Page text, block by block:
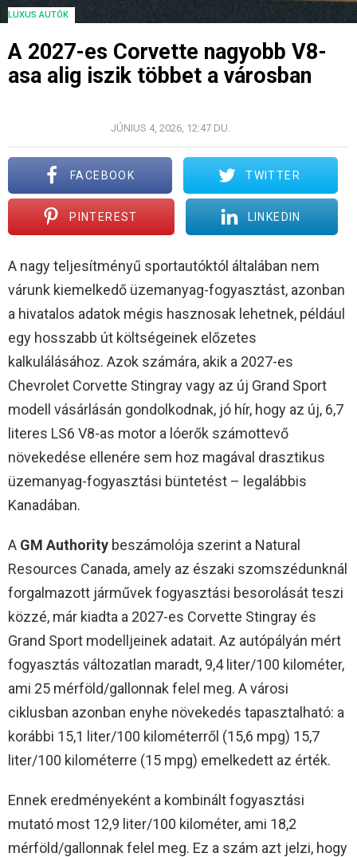
LUXUS AUTÓK
A 2027-es Corvette nagyobb V8-
asa alig iszik többet a városban
JÚNIUS 4, 2026, 12:47 DU.
FACEBOOK TWITTER
PINTEREST LINKEDIN
A nagy teljesítményű sportautóktól általában nem
várunk kiemelkedő üzemanyag-fogyasztást, azonban
a hivatalos adatok mégis hasznosak lehetnek, például
egy hosszabb út költségeinek előzetes
kalkulálásához. Azok számára, akik a 2027-es
Chevrolet Corvette Stingray vagy az új Grand Sport
modell vásárlásán gondolkodnak, jó hír, hogy az új, 6,7
literes LS6 V8-as motor a lóerők számottevő
növekedése ellenére sem hoz magával drasztikus
üzemanyag-fogyasztási büntetést – legalábbis
Kanadában.
A GM Authority beszámolója szerint a Natural
Resources Canada, amely az északi szomszédunknál
forgalmazott járművek fogyasztási besorolását teszi
közzé, már kiadta a 2027-es Corvette Stingray és
Grand Sport modelljeinek adatait. Az autópályán mért
fogyasztás változatlan maradt, 9,4 liter/100 kilométer,
ami 25 mérföld/gallonnak felel meg. A városi
ciklusban azonban enyhe növekedés tapasztalható: a
korábbi 15,1 liter/100 kilométerről (15,6 mpg) 15,7
liter/100 kilométerre (15 mpg) emelkedett az érték.
Ennek eredményeként a kombinált fogyasztási
mutató most 12,9 liter/100 kilométer, ami 18,2
mérföld/gallonnak felel meg. Ez a szám azt jelzi, hogy